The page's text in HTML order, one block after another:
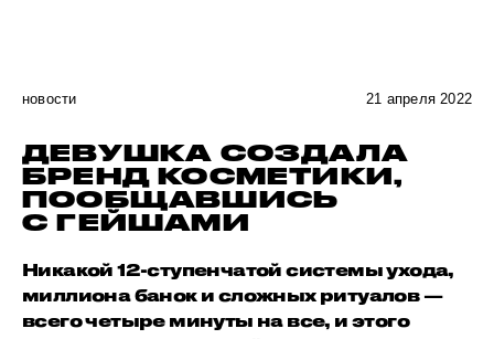
новости 21 апреля 2022
ДЕВУШКА СОЗДАЛА
БРЕНД КОСМЕТИКИ,
ПООБЩАВШИСЬ
С ГЕЙШАМИ
Никакой 12-ступенчатой системы ухода,
миллиона банок и сложных ритуалов —
всего четыре минуты на все, и этого